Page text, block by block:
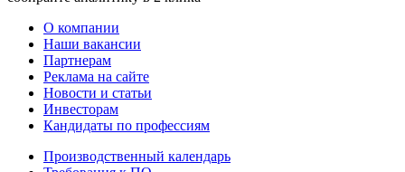
О компании
Наши вакансии
Партнерам
Реклама на сайте
Новости и статьи
Инвесторам
Кандидаты по профессиям
Производственный календарь